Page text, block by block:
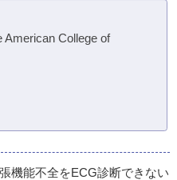
American College of
機能不全をECG診断できない